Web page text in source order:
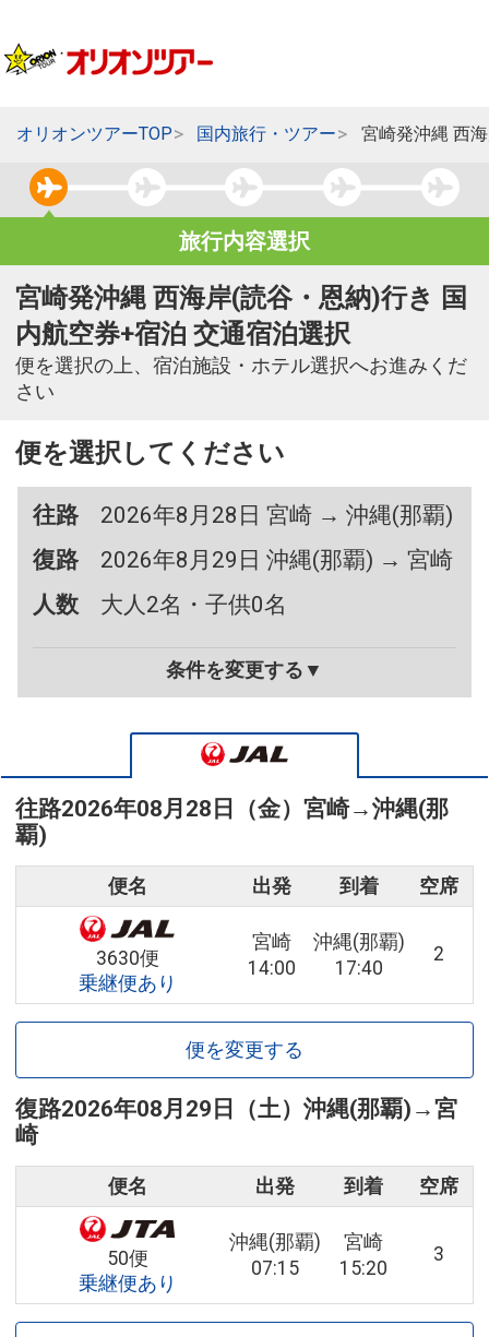
オリオンツアーTOP 国内旅行・ツアー 宮崎発沖縄 西
旅行内容選択
宮崎発沖縄 西海岸(読谷・恩納)行き 国
内航空券+宿泊 交通宿泊選択
便を選択の上、宿泊施設・ホテル選択へお進みくだ
さい
便を選択してください
往路
2026年8月28日 宮崎 → 沖縄(那覇)
復路
2026年8月29日 沖縄(那覇) → 宮崎
人数
大人2名・子供0名
条件を変更する▼
往路2026年08月28日（金） 宮崎→沖縄(那
覇)
便名 出発 到着 空席
3630便
乗継便あり
宮崎
14:00
沖縄(那覇)
17:40
2
便を変更する
復路2026年08月29日（土） 沖縄(那覇) →宮
崎
便名 出発 到着 空席
50便
乗継便あり
沖縄(那覇)
07:15
宮崎
15:20
3